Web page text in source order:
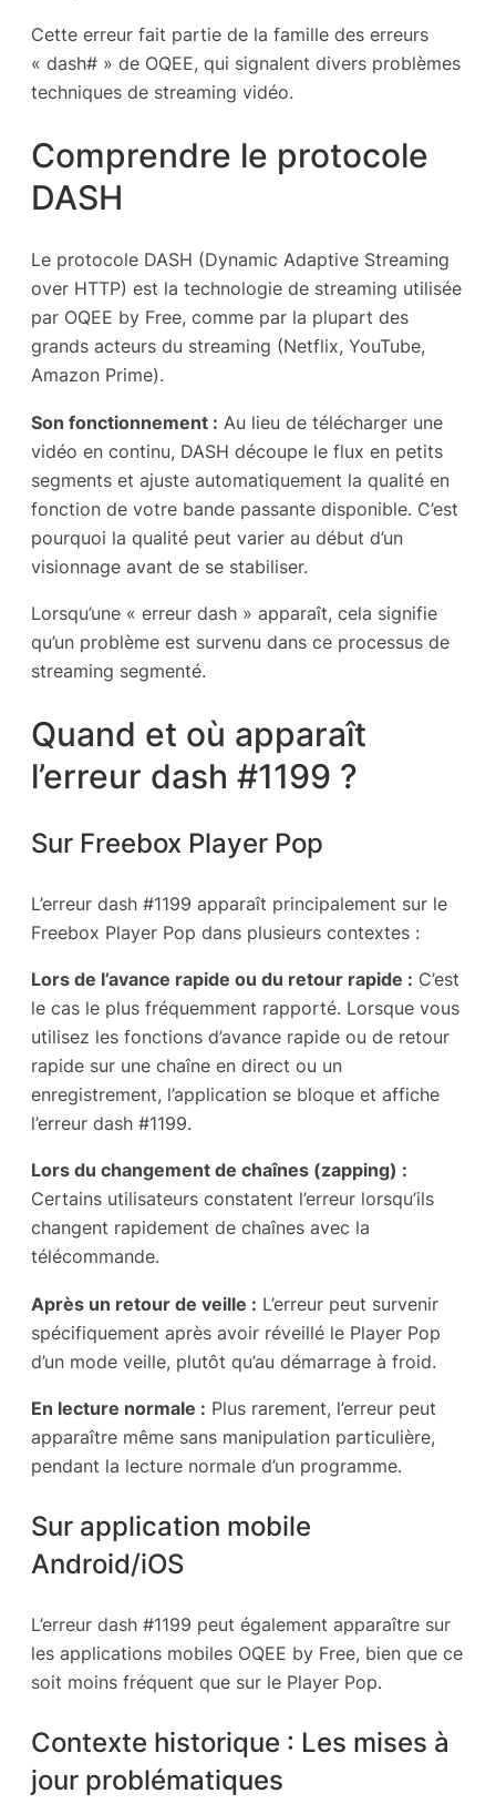
Cette erreur fait partie de la famille des erreurs
« dash# » de OQEE, qui signalent divers problèmes
techniques de streaming vidéo.
Comprendre le protocole
DASH
Le protocole DASH (Dynamic Adaptive Streaming
over HTTP) est la technologie de streaming utilisée
par OQEE by Free, comme par la plupart des
grands acteurs du streaming (Netflix, YouTube,
Amazon Prime).
Son fonctionnement : Au lieu de télécharger une
vidéo en continu, DASH découpe le flux en petits
segments et ajuste automatiquement la qualité en
fonction de votre bande passante disponible. C’est
pourquoi la qualité peut varier au début d’un
visionnage avant de se stabiliser.
Lorsqu’une « erreur dash » apparaît, cela signifie
qu’un problème est survenu dans ce processus de
streaming segmenté.
Quand et où apparaît
l’erreur dash #1199 ?
Sur Freebox Player Pop
L’erreur dash #1199 apparaît principalement sur le
Freebox Player Pop dans plusieurs contextes :
Lors de l’avance rapide ou du retour rapide : C’est
le cas le plus fréquemment rapporté. Lorsque vous
utilisez les fonctions d’avance rapide ou de retour
rapide sur une chaîne en direct ou un
enregistrement, l’application se bloque et affiche
l’erreur dash #1199.
Lors du changement de chaînes (zapping) :
Certains utilisateurs constatent l’erreur lorsqu’ils
changent rapidement de chaînes avec la
télécommande.
Après un retour de veille : L’erreur peut survenir
spécifiquement après avoir réveillé le Player Pop
d’un mode veille, plutôt qu’au démarrage à froid.
En lecture normale : Plus rarement, l’erreur peut
apparaître même sans manipulation particulière,
pendant la lecture normale d’un programme.
Sur application mobile
Android/iOS
L’erreur dash #1199 peut également apparaître sur
les applications mobiles OQEE by Free, bien que ce
soit moins fréquent que sur le Player Pop.
Contexte historique : Les mises à
jour problématiques